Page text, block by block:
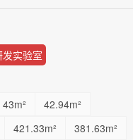
发实验室
43m²
42.94m²
421.33m²
381.63m²